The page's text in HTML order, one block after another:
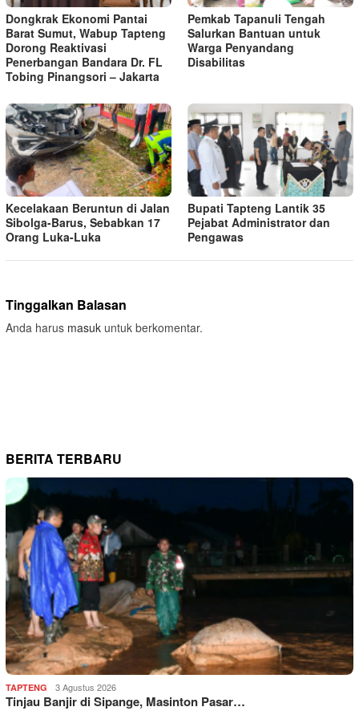
Dongkrak Ekonomi Pantai
Barat Sumut, Wabup Tapteng
Dorong Reaktivasi
Penerbangan Bandara Dr. FL
Tobing Pinangsori – Jakarta
Pemkab Tapanuli Tengah
Salurkan Bantuan untuk
Warga Penyandang
Disabilitas
Kecelakaan Beruntun di Jalan
Sibolga-Barus, Sebabkan 17
Orang Luka-Luka
Bupati Tapteng Lantik 35
Pejabat Administrator dan
Pengawas
Tinggalkan Balasan
Anda harus masuk untuk berkomentar.
BERITA TERBARU
TAPTENG 3 Agustus 2026
Tinjau Banjir di Sipange, Masinton Pasar…